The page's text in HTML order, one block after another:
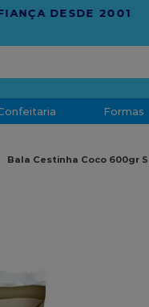
GRÁTISEM
Formas
Bala Cestinha Coco 600gr